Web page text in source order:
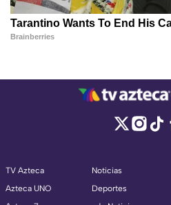
TV Azteca
Azteca UNO
Noticias
Deportes